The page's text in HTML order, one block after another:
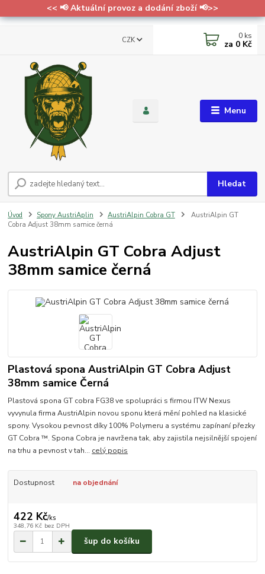
<< 📢 Aktuální provoz a dodání zboží 📢>>
Menu
CZK
Hledat
0 ks
za 0 Kč
Úvod Spony AustriAplin AustriAlpin Cobra GT
AustriAlpin GT
Cobra Adjust 38mm samice černá
AustriAlpin GT Cobra Adjust
38mm samice černá
Plastová spona AustriAlpin GT Cobra Adjust
38mm samice Černá
Plastová spona GT cobra FG38 ve spolupráci s firmou ITW Nexus
vyvynula firma AustriAlpin novou sponu která mění pohled na klasické
spony. Vysokou pevnost díky 100% Polymeru a systému zapínaní přezky
GT Cobra ™. Spona Cobra je navržena tak, aby zajistila nejsilnější spojení
na trhu a pevnost v tah... celý popis
Dostupnost na objednání
422 Kč/ks
348,76 Kč bez DPH
šup do košíku